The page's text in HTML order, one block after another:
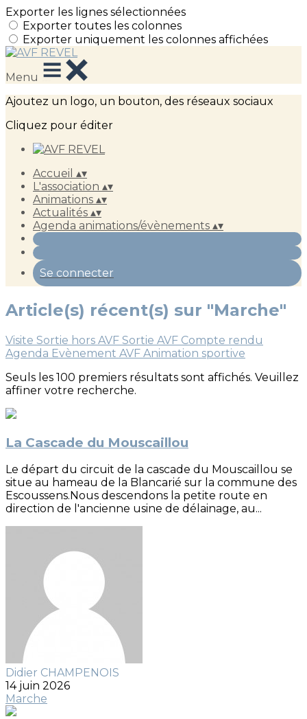
Exporter les lignes sélectionnées
Exporter toutes les colonnes
Exporter uniquement les colonnes affichées
Menu
Ajoutez un logo, un bouton, des réseaux sociaux
Cliquez pour éditer
Accueil ▴▾
L'association ▴▾
Animations ▴▾
Actualités ▴▾
Agenda animations/évènements ▴▾
Se connecter
Article(s) récent(s) sur "Marche"
Visite Sortie hors AVF Sortie AVF Compte rendu
Agenda Evènement AVF Animation sportive
Seuls les 100 premiers résultats sont affichés. Veuillez
affiner votre recherche.
La Cascade du Mouscaillou
Le départ du circuit de la cascade du Mouscaillou se
situe au hameau de la Blancarié sur la commune des
Escoussens.Nous descendons la petite route en
direction de l'ancienne usine de délainage, au...
Didier CHAMPENOIS
14 juin 2026
Marche